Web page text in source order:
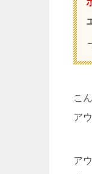
こ
ア
ア